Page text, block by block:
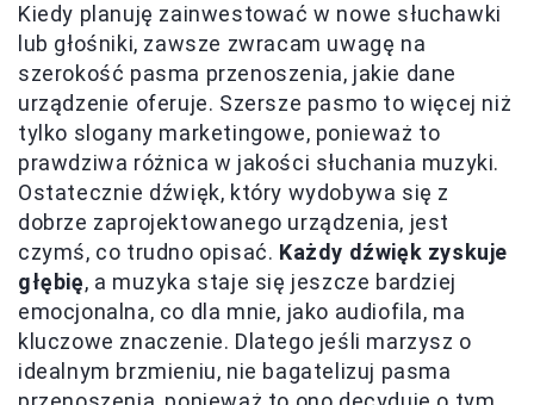
Kiedy planuję zainwestować w nowe słuchawki
lub głośniki, zawsze zwracam uwagę na
szerokość pasma przenoszenia, jakie dane
urządzenie oferuje. Szersze pasmo to więcej niż
tylko slogany marketingowe, ponieważ to
prawdziwa różnica w jakości słuchania muzyki.
Ostatecznie dźwięk, który wydobywa się z
dobrze zaprojektowanego urządzenia, jest
czymś, co trudno opisać. Każdy dźwięk zyskuje
głębię, a muzyka staje się jeszcze bardziej
emocjonalna, co dla mnie, jako audiofila, ma
kluczowe znaczenie. Dlatego jeśli marzysz o
idealnym brzmieniu, nie bagatelizuj pasma